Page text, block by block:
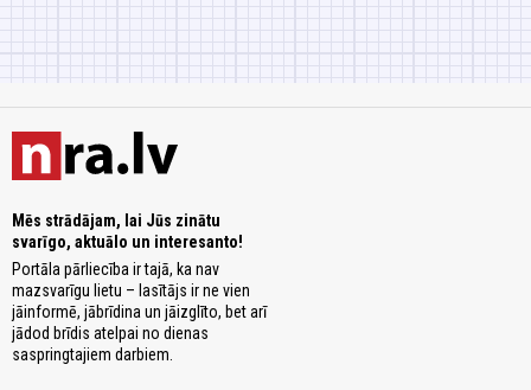
Mēs strādājam, lai Jūs zinātu
svarīgo, aktuālo un interesanto!
Portāla pārliecība ir tajā, ka nav
mazsvarīgu lietu – lasītājs ir ne vien
jāinformē, jābrīdina un jāizglīto, bet arī
jādod brīdis atelpai no dienas
saspringtajiem darbiem.